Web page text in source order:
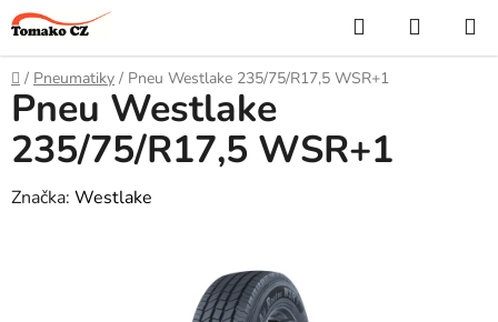
Přejít
na
obsah
Hledat
KOŠÍK
Domů
/ Pneumatiky / Pneu Westlake 235/75/R17,5 WSR+1
Pneu Westlake
235/75/R17,5 WSR+1
Značka: Westlake